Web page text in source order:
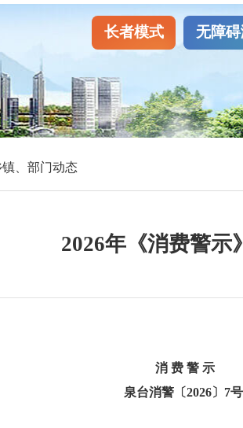
长者模式 无障
镇、部门动态
2026年《消费警示
消 费 警 示
泉台消警〔2026〕7号